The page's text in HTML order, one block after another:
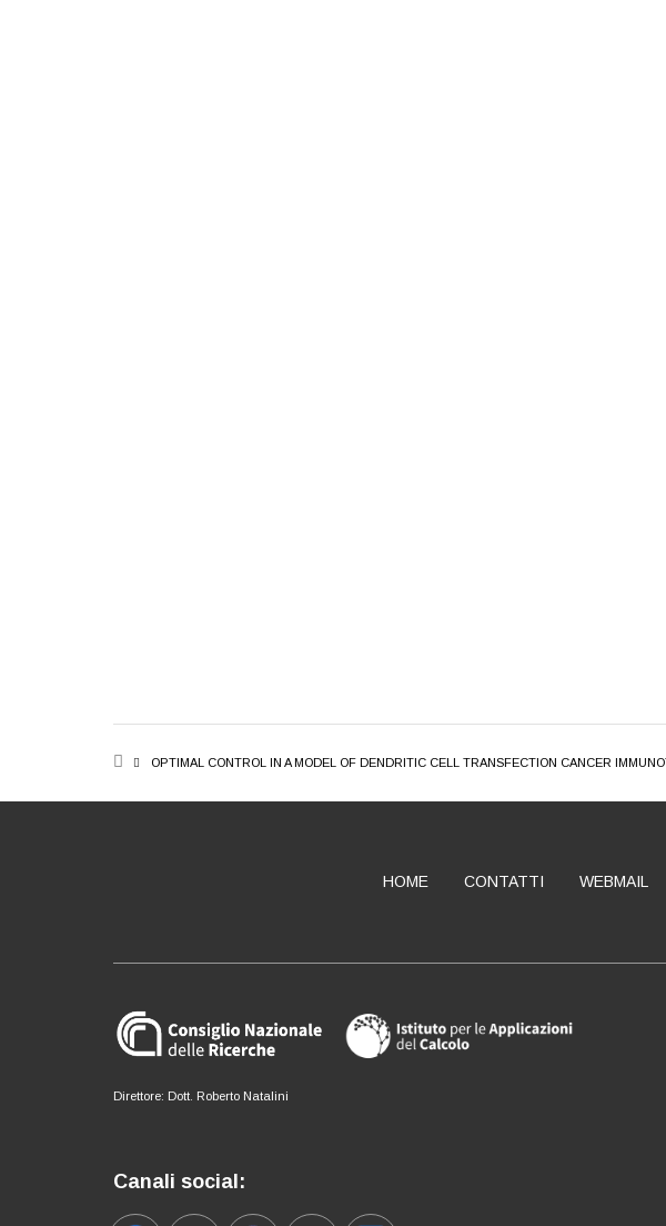
BREADCRUMB
OPTIMAL CONTROL IN A MODEL OF DENDRITIC CELL TRANSFECTION CANCER
HOME CONTATTI WEBMAIL
Direttore: Dott. Roberto Natalini
Canali social: